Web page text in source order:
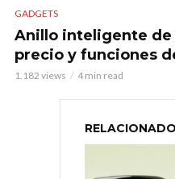
GADGETS
Anillo inteligente de
precio y funciones
1.182 views 4 min read